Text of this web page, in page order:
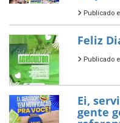
Publicado
Feliz
Publicado
Ei,
gente